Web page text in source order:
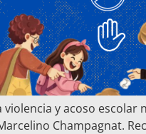
violencia y acoso escolar
Champagnat.